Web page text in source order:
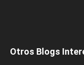
Otros Blogs